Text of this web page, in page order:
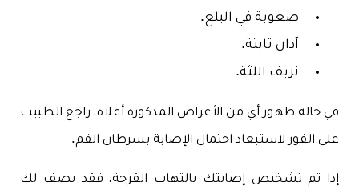
صعوبة في البلع.
آذان ثابتة.
نزيف اللثة.
في حالة ظهور أي من الأعراض المذكورة أعلاه، راجع الطبيب
على الفور لاستبعاد احتمال الإصابة بسرطان الفم.
إذا تم تشخيص إصابتك بالتهاب القرحة، فقد يصف لك